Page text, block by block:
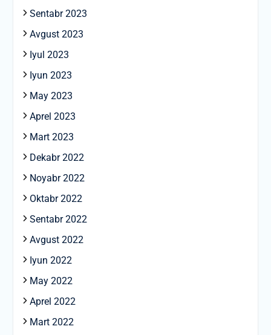
Sentabr 2023
Avgust 2023
Iyul 2023
Iyun 2023
May 2023
Aprel 2023
Mart 2023
Dekabr 2022
Noyabr 2022
Oktabr 2022
Sentabr 2022
Avgust 2022
Iyun 2022
May 2022
Aprel 2022
Mart 2022